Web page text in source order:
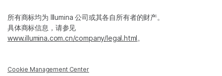
所有商标均为 Illumina 公司或其各自所有者的财产。
具体商标信息，请参见
www.illumina.com.cn/company/legal.html。
Cookie Management Center